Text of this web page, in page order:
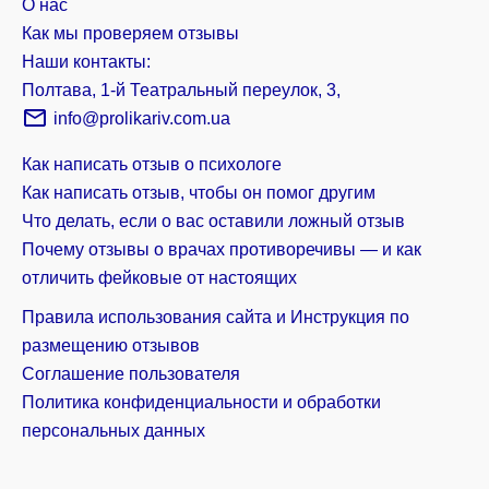
О нас
Как мы проверяем отзывы
Наши контакты:
Полтава, 1-й Театральный переулок, 3,
info@prolikariv.com.ua
Как написать отзыв о психологе
Как написать отзыв, чтобы он помог другим
Что делать, если о вас оставили ложный отзыв
Почему отзывы о врачах противоречивы — и как
отличить фейковые от настоящих
Правила использования сайта и Инструкция по
размещению отзывов
Соглашение пользователя
Политика конфиденциальности и обработки
персональных данных